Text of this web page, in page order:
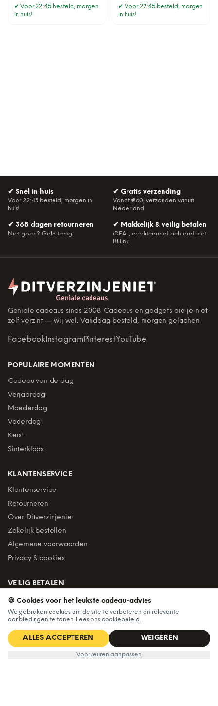
IN WINKELWAGEN
✔ Voor 22:45 besteld, morgen
in huis!
✔ Voor 22:45 besteld, morgen
in huis!
✔ Snel in huis
Voor 22:45 besteld, morgen in
huis!
✔ Gratis verzending
Vanaf €60, verzonden vanuit
Nederland
✔ 365 dagen retourneren
Niet goed? Geld terug.
✔ Makkelijk & veilig betalen
iDEAL, creditcard of achteraf met
Billink
Geniale cadeaus sinds 2008. Cadeaus en gadgets die je niet
zelf verzint — wij wel. Vandaag besteld, morgen gelachen.
Facebook InstagramPinterestYouTube
POPULAIRE MOMENTEN
Cadeau van de dag
Verjaardag
Moederdag
Vaderdag
Kerst
Sinterklaas
KLANTENSERVICE
Klantenservice
Retourneren
Over Ditverzinjeniet
Zakelijk bestellen
Algemene voorwaarden
Privacy & cookies
VEILIG BETALEN
Billink = achteraf betalen
BEZORGING
Voor 22:45 besteld, morgen in huis. Gratis verzending vanaf
🍪 Cookies voor het leukste cadeau-advies
We gebruiken cookies om de site te verbeteren en relevante
aanbiedingen te tonen. Lees ons cookiebeleid.
ALLES ACCEPTEREN WEIGEREN
Voorkeuren aanpassen